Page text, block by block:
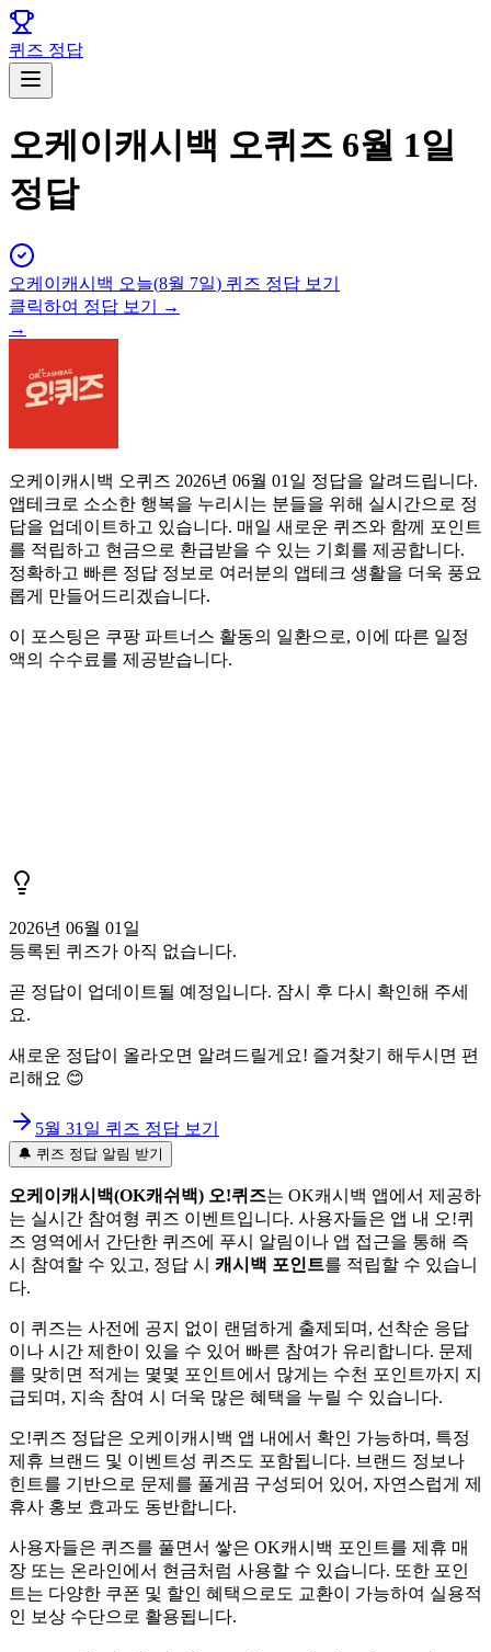
퀴즈 정답
오케이캐시백 오퀴즈 6월 1일
정답
오케이캐시백 오늘(8월 7일) 퀴즈 정답 보기
클릭하여 정답 보기 →
→
오케이캐시백 오퀴즈 2026년 06월 01일 정답을 알려드립니다.
앱테크로 소소한 행복을 누리시는 분들을 위해 실시간으로 정
답을 업데이트하고 있습니다. 매일 새로운 퀴즈와 함께 포인트
를 적립하고 현금으로 환급받을 수 있는 기회를 제공합니다.
정확하고 빠른 정답 정보로 여러분의 앱테크 생활을 더욱 풍요
롭게 만들어드리겠습니다.
이 포스팅은 쿠팡 파트너스 활동의 일환으로, 이에 따른 일정
액의 수수료를 제공받습니다.
2026년 06월 01일
등록된 퀴즈가 아직 없습니다.
곧 정답이 업데이트될 예정입니다. 잠시 후 다시 확인해 주세
요.
새로운 정답이 올라오면 알려드릴게요! 즐겨찾기 해두시면 편
리해요 😊
5월 31일 퀴즈 정답 보기
🔔 퀴즈 정답 알림 받기
오케이캐시백(OK캐쉬백) 오!퀴즈는 OK캐시백 앱에서 제공하
는 실시간 참여형 퀴즈 이벤트입니다. 사용자들은 앱 내 오!퀴
즈 영역에서 간단한 퀴즈에 푸시 알림이나 앱 접근을 통해 즉
시 참여할 수 있고, 정답 시 캐시백 포인트를 적립할 수 있습니
다.
이 퀴즈는 사전에 공지 없이 랜덤하게 출제되며, 선착순 응답
이나 시간 제한이 있을 수 있어 빠른 참여가 유리합니다. 문제
를 맞히면 적게는 몇몇 포인트에서 많게는 수천 포인트까지 지
급되며, 지속 참여 시 더욱 많은 혜택을 누릴 수 있습니다.
오!퀴즈 정답은 오케이캐시백 앱 내에서 확인 가능하며, 특정
제휴 브랜드 및 이벤트성 퀴즈도 포함됩니다. 브랜드 정보나
힌트를 기반으로 문제를 풀게끔 구성되어 있어, 자연스럽게 제
휴사 홍보 효과도 동반합니다.
사용자들은 퀴즈를 풀면서 쌓은 OK캐시백 포인트를 제휴 매
장 또는 온라인에서 현금처럼 사용할 수 있습니다. 또한 포인
트는 다양한 쿠폰 및 할인 혜택으로도 교환이 가능하여 실용적
인 보상 수단으로 활용됩니다.